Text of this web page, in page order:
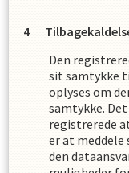
Den
sit samtykke
oplyses om
samtykke.
registrerede
er at
den